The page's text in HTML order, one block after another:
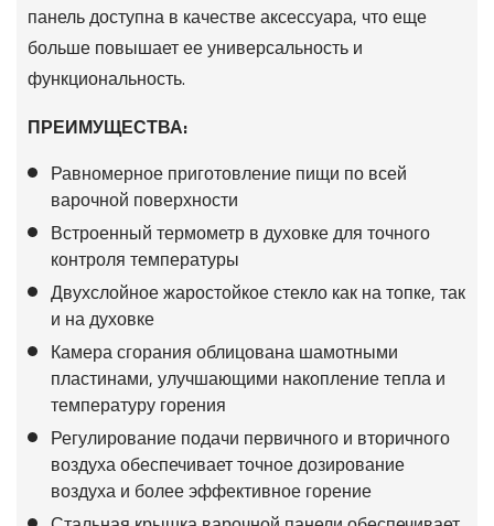
панель доступна в качестве аксессуара, что еще
больше повышает ее универсальность и
функциональность.
ПРЕИМУЩЕСТВА:
Равномерное приготовление пищи по всей
варочной поверхности
Встроенный термометр в духовке для точного
контроля температуры
Двухслойное жаростойкое стекло как на топке, так
и на духовке
Камера сгорания облицована шамотными
пластинами, улучшающими накопление тепла и
температуру горения
Регулирование подачи первичного и вторичного
воздуха обеспечивает точное дозирование
воздуха и более эффективное горение